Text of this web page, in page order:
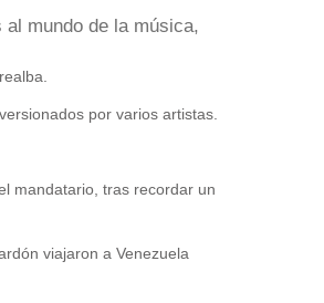
al mundo de la música,
por varios artistas.
mandatario, tras recordar un
viajaron a Venezuela